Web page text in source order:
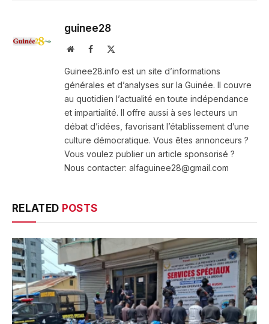
guinee28
WebsiteFacebook
Guinee28.info est un site d’informations
générales et d’analyses sur la Guinée. Il couvre
au quotidien l’actualité en toute indépendance
et impartialité. Il offre aussi à ses lecteurs un
débat d’idées, favorisant l’établissement d’une
culture démocratique. Vous êtes annonceurs ?
Vous voulez publier un article sponsorisé ?
Nous contacter: alfaguinee28@gmail.com
RELATED POSTS